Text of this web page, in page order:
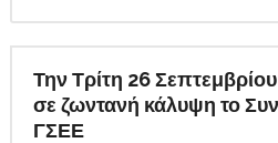
Την Τρίτη 26
σε ζωντανή κάλυψη το
ΓΣΕΕ